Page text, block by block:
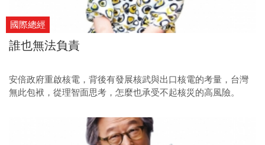
國際總經
誰也無法負責
安倍政府重啟核電，背後有發展核武與出口核電的考量，台灣
無此包袱，從理智面思考，怎麼也承受不起核災的高風險。